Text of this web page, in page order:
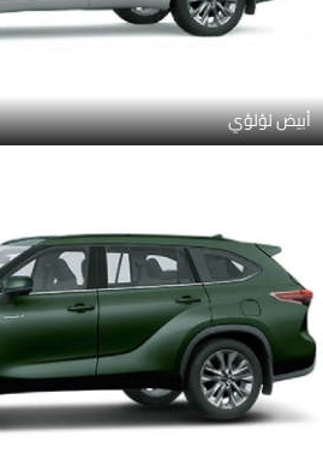
جوهرة خضراء معدنية